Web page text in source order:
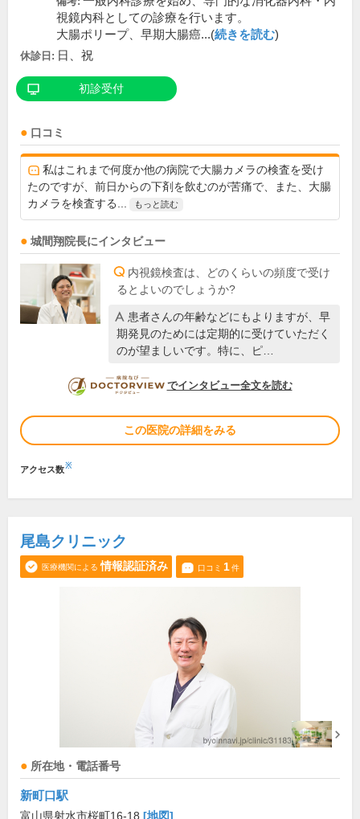
視鏡内科としての診療を行います。
大腸ポリープ、早期大腸癌...(続きを読む)
休診日: 日、祝
初診受付
口コミ
私はこれまで何度か他の病院で大腸カメラの検査を受け
たのですが、前日からの下剤を飲むのが苦痛で、また、大腸
カメラを検査する...
もっと読む
城間翔 院長にインタビュー
内視鏡検査は、どのくらいの頻度で受け
るとよいのでしょうか?
患者さんの年齢などにもよりますが、早
期発見のためには定期的に受けていただく
のが望ましいです。特に、ピ…
DOCTORVIEW
でインタビュー全文を読む
この医院の詳細をみる
アクセス数※
尾島クリニック
医療機関による 情報認証済み 口コミ 1件
所在地・電話番号
新町口駅
富山県射水市桜町16-18 [地図]